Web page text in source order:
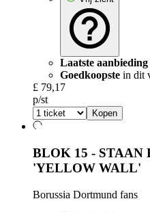
Laatste aanbieding
Goedkoopste in dit
£ 79,17
p/st
Kopen
BLOK 15 - STAAN
'YELLOW WALL'
Borussia Dortmund fans